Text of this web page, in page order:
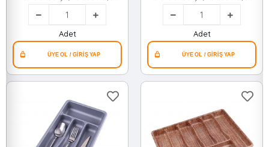
Kaşıklık*24
Adet
Kaşıklık*24
Adet